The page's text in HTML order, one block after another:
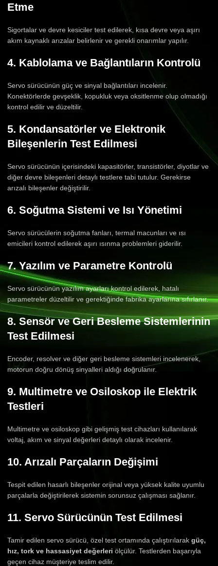
Etme
Sigortalar ve devre kesiciler test edilerek, kısa devre veya aşırı
akım kaynaklı arızalar belirlenir ve gerekli onarımlar yapılır.
4. Kablolama ve Bağlantıların Kontrolü
Servo sürücünün güç ve sinyal bağlantıları incelenir.
Konektörlerde gevşeklik, kopukluk veya oksitlenme olup olmadığı
kontrol edilir ve düzeltilir.
5. Kondansatörler ve Elektronik
Bileşenlerin Test Edilmesi
Servo sürücünün içerisindeki kapasitörler, transistörler, diyotlar ve
diğer devre bileşenleri detaylı testlere tabi tutulur. Gerekirse
arızalı bileşenler değiştirilir.
6. Soğutma Sistemi ve Isı Yönetimi
Servo sürücülerin soğutma fanları, termal macunları ve ısı
emicileri kontrol edilerek aşırı ısınma problemleri giderilir.
7. Yazılım ve Parametre Kontrolü
Servo sürücünün yazılım ayarları kontrol edilerek, hatalı
parametreler düzeltilir ve gerektiğinde fabrika ayarlarına sıfırlanır.
8. Sensör ve Geri Besleme Sistemlerinin
Test Edilmesi
Encoder, resolver ve diğer geri besleme sistemleri incelenerek,
motorun doğru dönüş sinyalleri aldığı doğrulanır.
9. Multimetre ve Osiloskop ile Elektrik
Testleri
Multimetre ve osiloskop gibi gelişmiş test cihazları kullanılarak
voltaj, akım ve sinyal değerleri detaylı olarak incelenir.
10. Arızalı Parçaların Değişimi
Tespit edilen hasarlı bileşenler orijinal veya yüksek kalite uyumlu
parçalarla değiştirilerek sistemin sorunsuz çalışması sağlanır.
11. Servo Sürücünün Test Edilmesi
Tamir edilen servo sürücü, özel test ortamında çalıştırılarak güç,
hız, tork ve hassasiyet değerleri ölçülür. Testlerden başarıyla
geçen cihaz müşteriye teslim edilir.